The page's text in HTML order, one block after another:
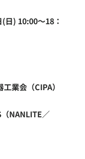
日) 10:00～18：
業会（CIPA）
NANLITE／